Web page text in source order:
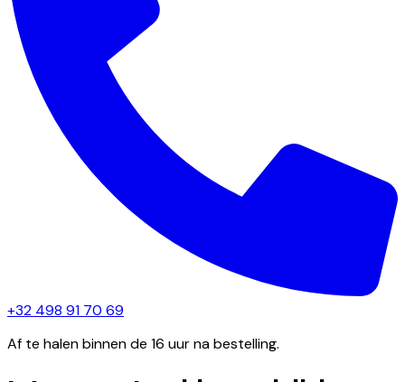
+32 498 91 70 69
Af te halen binnen de 16 uur na bestelling.